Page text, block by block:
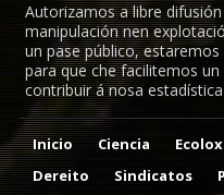
Autorizamos a libre
manipulación nen
un pase público, estaremos
para que che facilitemos
contribuir á nosa
Inicio Ciencia
Dereito
Sindicatos